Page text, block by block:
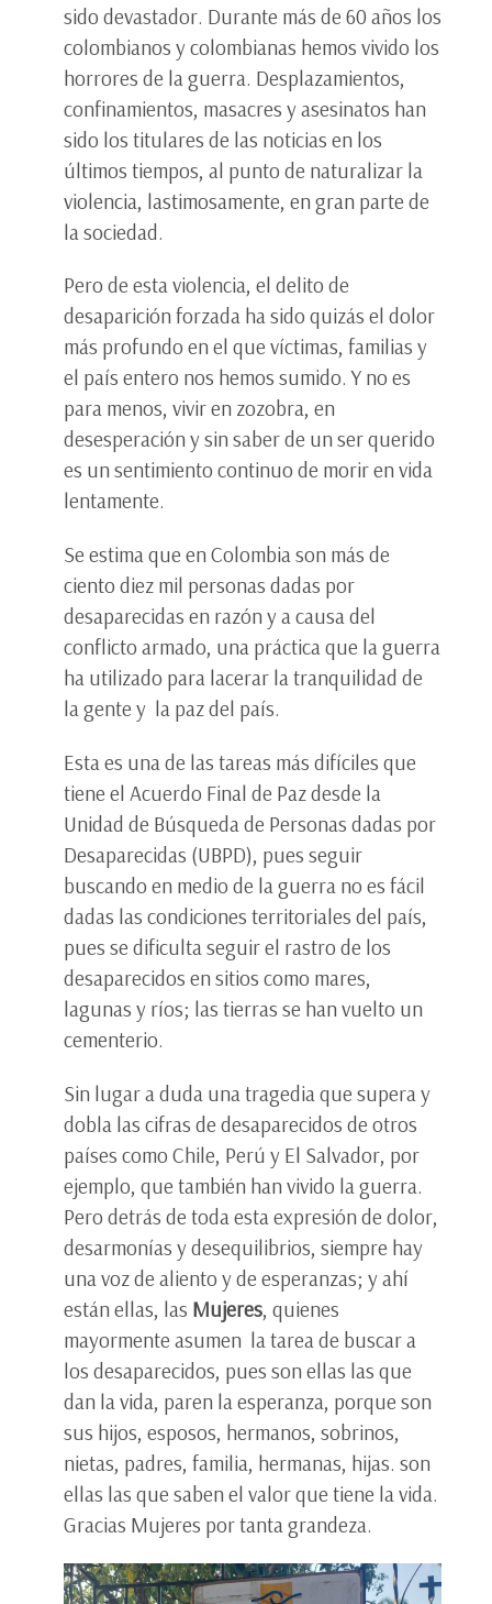
sido devastador. Durante más de 60 años los
colombianos y colombianas hemos vivido los
horrores de la guerra. Desplazamientos,
confinamientos, masacres y asesinatos han
sido los titulares de las noticias en los
últimos tiempos, al punto de naturalizar la
violencia, lastimosamente, en gran parte de
la sociedad.
Pero de esta violencia, el delito de
desaparición forzada ha sido quizás el dolor
más profundo en el que víctimas, familias y
el país entero nos hemos sumido. Y no es
para menos, vivir en zozobra, en
desesperación y sin saber de un ser querido
es un sentimiento continuo de morir en vida
lentamente.
Se estima que en Colombia son más de
ciento diez mil personas dadas por
desaparecidas en razón y a causa del
conflicto armado, una práctica que la guerra
ha utilizado para lacerar la tranquilidad de
la gente y la paz del país.
Esta es una de las tareas más difíciles que
tiene el Acuerdo Final de Paz desde la
Unidad de Búsqueda de Personas dadas por
Desaparecidas (UBPD), pues seguir
buscando en medio de la guerra no es fácil
dadas las condiciones territoriales del país,
pues se dificulta seguir el rastro de los
desaparecidos en sitios como mares,
lagunas y ríos; las tierras se han vuelto un
cementerio.
Sin lugar a duda una tragedia que supera y
dobla las cifras de desaparecidos de otros
países como Chile, Perú y El Salvador, por
ejemplo, que también han vivido la guerra.
Pero detrás de toda esta expresión de dolor,
desarmonías y desequilibrios, siempre hay
una voz de aliento y de esperanzas; y ahí
están ellas, las Mujeres, quienes
mayormente asumen la tarea de buscar a
los desaparecidos, pues son ellas las que
dan la vida, paren la esperanza, porque son
sus hijos, esposos, hermanos, sobrinos,
nietas, padres, familia, hermanas, hijas. son
ellas las que saben el valor que tiene la vida.
Gracias Mujeres por tanta grandeza.